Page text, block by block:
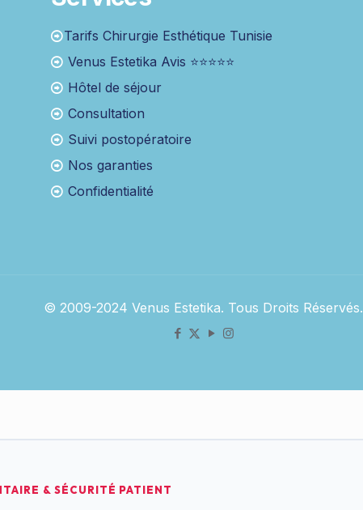
Tarifs Chirurgie Esthétique Tunisie
Venus Estetika Avis ⭐⭐⭐⭐⭐
Hôtel de séjour
Consultation
Suivi postopératoire
Nos garanties
Confidentialité
© 2009-2024 Venus Estetika. Tous Droits Réservés.
& SÉCURITÉ PATIENT